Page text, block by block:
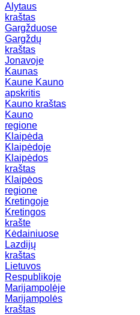
Alytaus
kraštas
Gargžduose
Gargždų
kraštas
Jonavoje
Kaunas
Kaune Kauno
apskritis
Kauno kraštas
Kauno
regione
Klaipėda
Klaipėdoje
Klaipėdos
kraštas
Klaipėos
regione
Kretingoje
Kretingos
krašte
Kėdainiuose
Lazdijų
kraštas
Lietuvos
Respublikoje
Marijampolėje
Marijampolės
kraštas